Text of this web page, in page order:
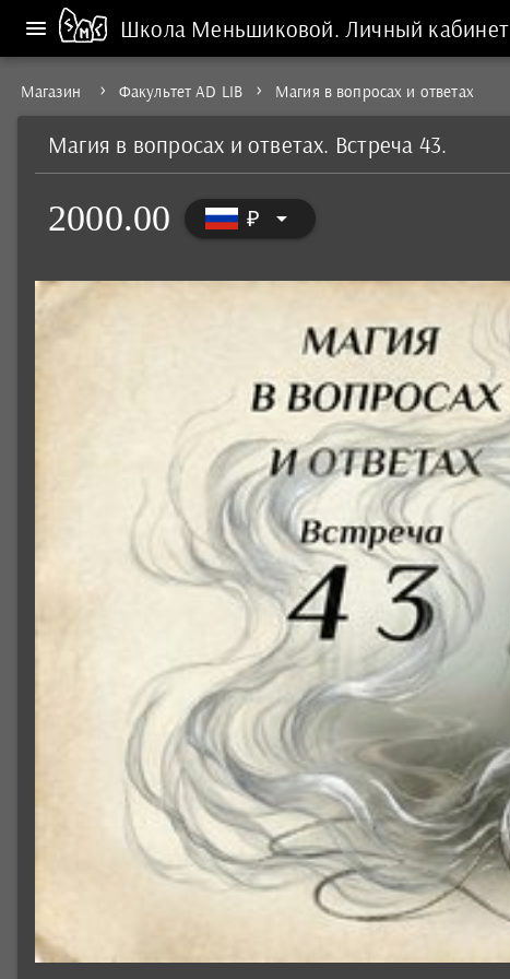
Школа Меньшиковой. Личный кабинет
Магазин Факультет AD LIB Магия в вопросах и ответах
Магия в вопросах и ответах. Встреча 43.
2000.00 ₽ arrow_drop_down